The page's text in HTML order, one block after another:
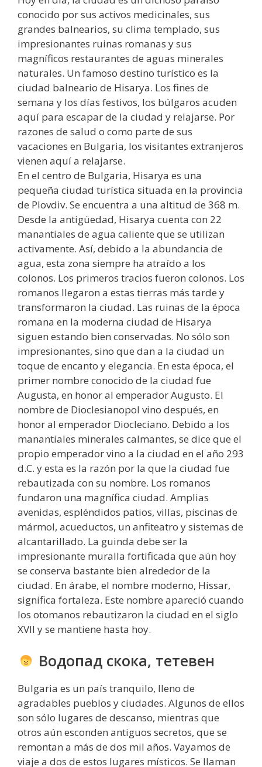
conocido por sus activos medicinales, sus
grandes balnearios, su clima templado, sus
impresionantes ruinas romanas y sus
magníficos restaurantes de aguas minerales
naturales. Un famoso destino turístico es la
ciudad balneario de Hisarya. Los fines de
semana y los días festivos, los búlgaros acuden
aquí para escapar de la ciudad y relajarse. Por
razones de salud o como parte de sus
vacaciones en Bulgaria, los visitantes extranjeros
vienen aquí a relajarse.
En el centro de Bulgaria, Hisarya es una
pequeña ciudad turística situada en la provincia
de Plovdiv. Se encuentra a una altitud de 368 m.
Desde la antigüedad, Hisarya cuenta con 22
manantiales de agua caliente que se utilizan
activamente. Así, debido a la abundancia de
agua, esta zona siempre ha atraído a los
colonos. Los primeros tracios fueron colonos. Los
romanos llegaron a estas tierras más tarde y
transformaron la ciudad. Las ruinas de la época
romana en la moderna ciudad de Hisarya
siguen estando bien conservadas. No sólo son
impresionantes, sino que dan a la ciudad un
toque de encanto y elegancia. En esta época, el
primer nombre conocido de la ciudad fue
Augusta, en honor al emperador Augusto. El
nombre de Dioclesianopol vino después, en
honor al emperador Diocleciano. Debido a los
manantiales minerales calmantes, se dice que el
propio emperador vino a la ciudad en el año 293
d.C. y esta es la razón por la que la ciudad fue
rebautizada con su nombre. Los romanos
fundaron una magnífica ciudad. Amplias
avenidas, espléndidos patios, villas, piscinas de
mármol, acueductos, un anfiteatro y sistemas de
alcantarillado. La guinda debe ser la
impresionante muralla fortificada que aún hoy
se conserva bastante bien alrededor de la
ciudad. En árabe, el nombre moderno, Hissar,
significa fortaleza. Este nombre apareció cuando
los otomanos rebautizaron la ciudad en el siglo
XVII y se mantiene hasta hoy.
Водопад скока, тетевен
Bulgaria es un país tranquilo, lleno de
agradables pueblos y ciudades. Algunos de ellos
son sólo lugares de descanso, mientras que
otros aún esconden antiguos secretos, que se
remontan a más de dos mil años. Vayamos de
viaje a dos de estos lugares místicos. Se llaman